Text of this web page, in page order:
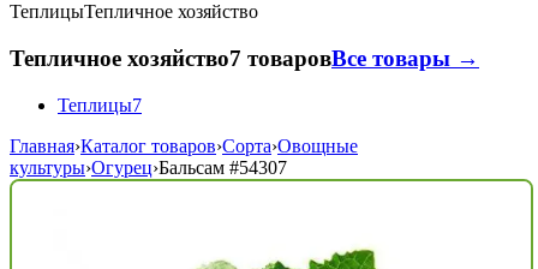
ТеплицыТепличное хозяйство
Тепличное хозяйство7 товаровВсе товары →
Теплицы7
Главная›Каталог товаров›Сорта›Овощные
культуры›Огурец›Бальсам #54307